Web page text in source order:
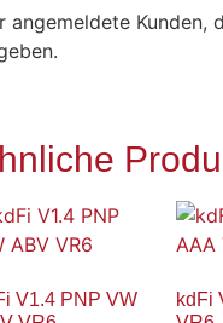
angemeldete Kunden,
V1.4 PNP VW
kdFi